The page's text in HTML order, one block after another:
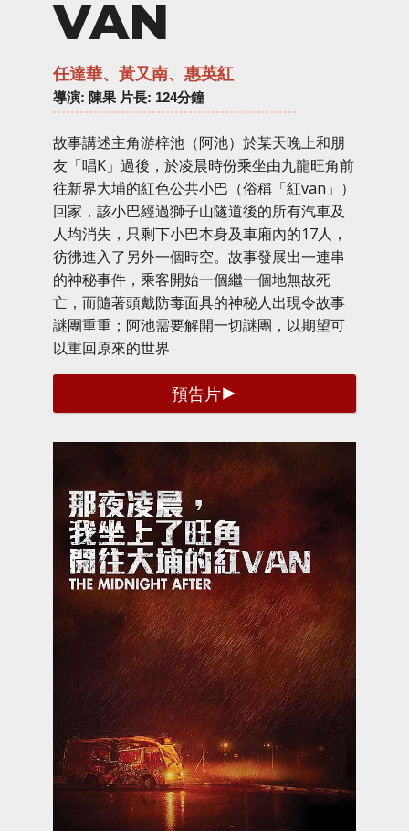
VAN
任達華、黃又南、惠英紅
導演: 陳果 片長: 124分鐘
故事講述主角游梓池（阿池）於某天晚上和朋
友「唱K」過後，於凌晨時份乘坐由九龍旺角前
往新界大埔的紅色公共小巴（俗稱「紅van」）
回家，該小巴經過獅子山隧道後的所有汽車及
人均消失，只剩下小巴本身及車廂內的17人，
彷彿進入了另外一個時空。故事發展出一連串
的神秘事件，乘客開始一個繼一個地無故死
亡，而隨著頭戴防毒面具的神秘人出現令故事
謎團重重；阿池需要解開一切謎團，以期望可
以重回原來的世界
預告片